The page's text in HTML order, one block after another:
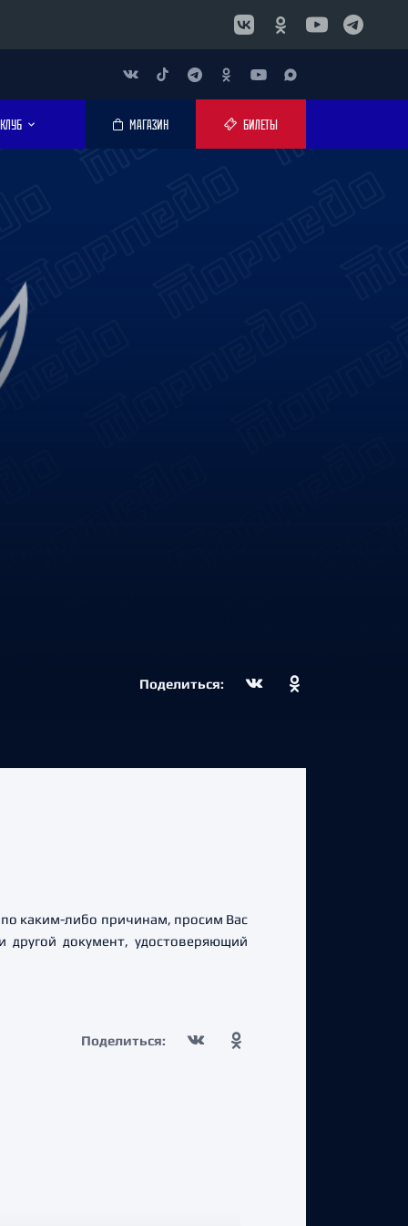
КЛУБ МАГАЗИН БИЛЕТЫ
Поделиться:
по каким-либо причинам, просим Вас
документ, удостоверяющий
Поделиться: